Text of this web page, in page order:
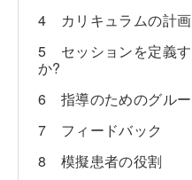
4 カリキュラムの計
5 セッションを定義す
か?
6 指導のためのグル
7 フィードバック
8 模擬患者の役割